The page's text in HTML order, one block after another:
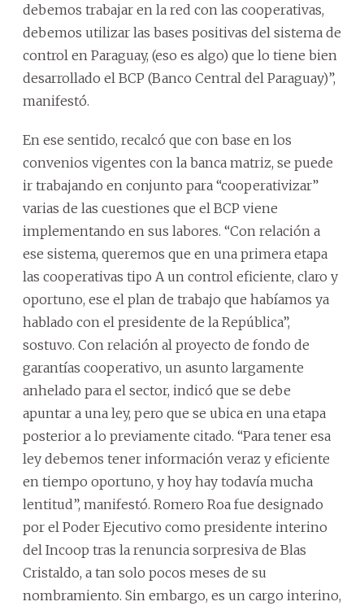
debemos trabajar en la red con las cooperativas,
debemos utilizar las bases positivas del sistema de
control en Paraguay, (eso es algo) que lo tiene bien
desarrollado el BCP (Banco Central del Paraguay)”,
manifestó.
En ese sentido, recalcó que con base en los
convenios vigentes con la banca matriz, se puede
ir trabajando en conjunto para “cooperativizar”
varias de las cuestiones que el BCP viene
implementando en sus labores. “Con relación a
ese sistema, queremos que en una primera etapa
las cooperativas tipo A un control eficiente, claro y
oportuno, ese el plan de trabajo que habíamos ya
hablado con el presidente de la República”,
sostuvo. Con relación al proyecto de fondo de
garantías cooperativo, un asunto largamente
anhelado para el sector, indicó que se debe
apuntar a una ley, pero que se ubica en una etapa
posterior a lo previamente citado. “Para tener esa
ley debemos tener información veraz y eficiente
en tiempo oportuno, y hoy hay todavía mucha
lentitud”, manifestó. Romero Roa fue designado
por el Poder Ejecutivo como presidente interino
del Incoop tras la renuncia sorpresiva de Blas
Cristaldo, a tan solo pocos meses de su
nombramiento. Sin embargo, es un cargo interino,